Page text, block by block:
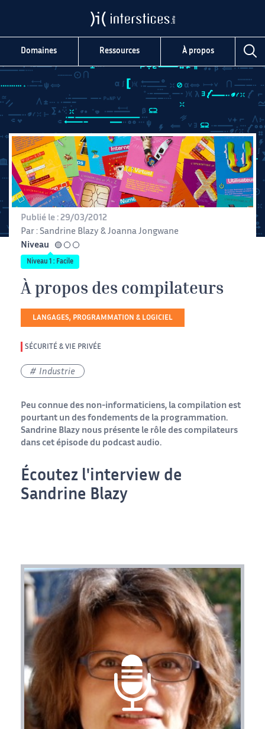
Domaines Ressources À propos
Publié le : 29/03/2012
Par : Sandrine Blazy & Joanna Jongwane
Niveau
facile
Niveau 1 : Facile
À propos des compilateurs
LANGAGES, PROGRAMMATION & LOGICIEL
SÉCURITÉ & VIE PRIVÉE
Industrie
Peu connue des non-informaticiens, la compilation est
pourtant un des fondements de la programmation.
Sandrine Blazy nous présente le rôle des compilateurs
dans cet épisode du podcast audio.
Écoutez l'interview de
Sandrine Blazy